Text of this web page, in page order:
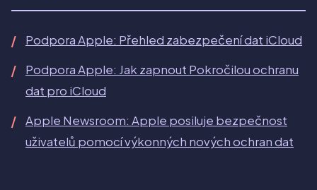
Podpora Apple: Přehled zabezpečení dat iCloud
Podpora Apple: Jak zapnout Pokročilou ochranu
dat pro iCloud
Apple Newsroom: Apple posiluje bezpečnost
uživatelů pomocí výkonných nových ochran dat